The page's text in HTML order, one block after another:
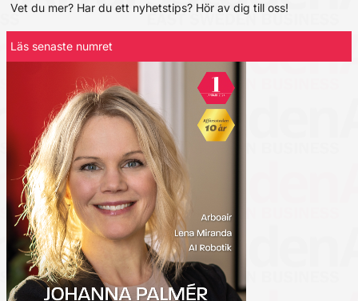
Vet du mer? Har du ett nyhetstips? Hör av dig till oss!
Läs senaste numret